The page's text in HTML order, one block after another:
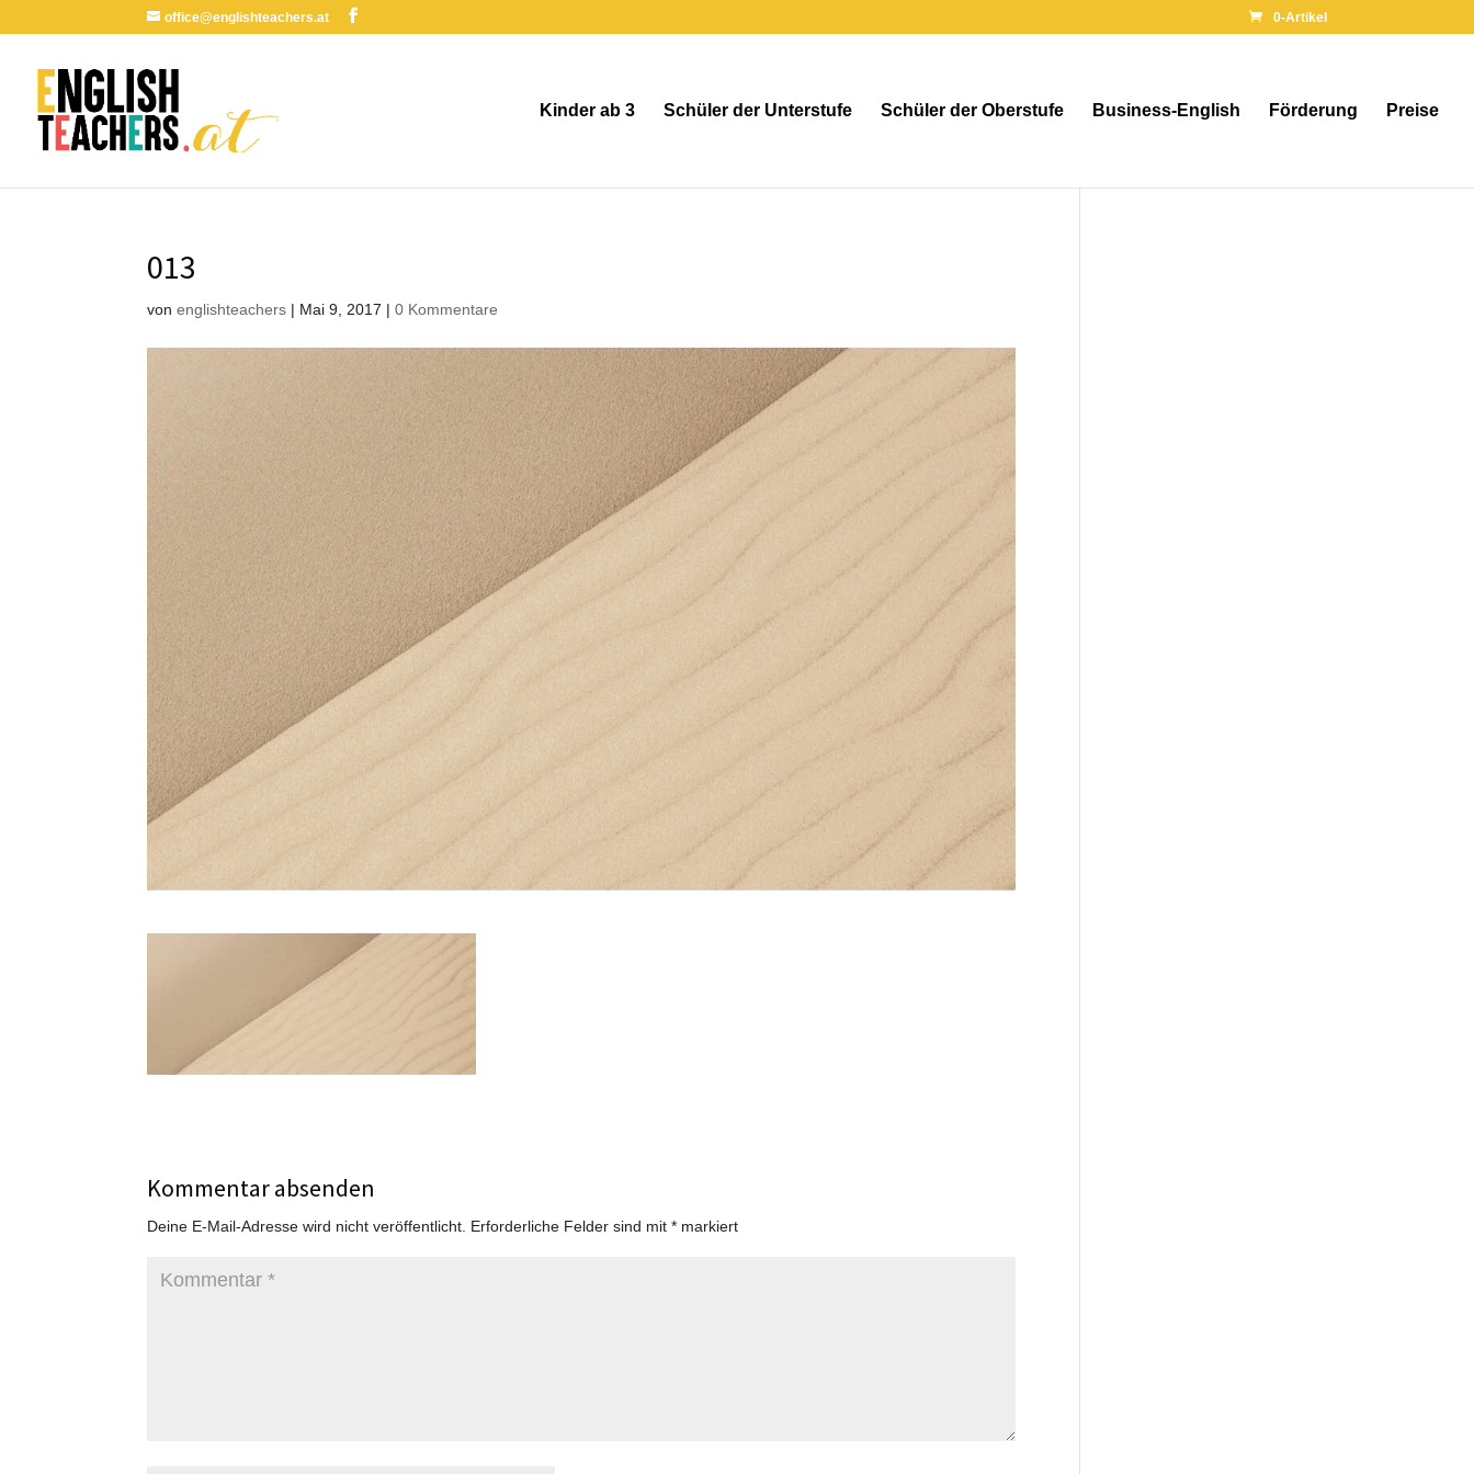
office@englishteachers.at 0-Artikel
Kinder ab 3 Schüler der Unterstufe Schüler der Oberstufe Business-English Förderung Preise
013
vonenglishteachers | Mai 9, 2017 |0 Kommentare
Kommentar absenden
Deine E-Mail-Adresse wird nicht veröffentlicht. Erforderliche Felder sind mit* markiert